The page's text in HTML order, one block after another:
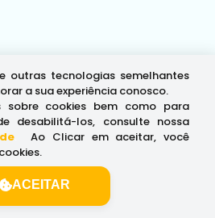
outras tecnologias semelhantes
a sua experiência conosco.
sobre cookies bem como para
desabilitá-los, consulte nossa
.
Ao Clicar em aceitar, você
ACEITAR